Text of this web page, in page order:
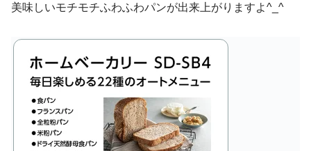
美味しいモチモチふわふわパンが出来上がりますよ^_^